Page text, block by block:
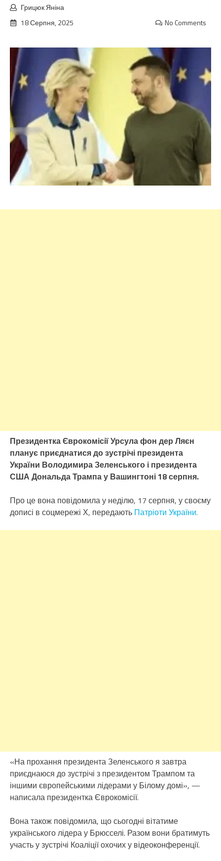
Грицюк Яніна
18 Серпня, 2025
No Comments
Президентка Єврокомісії Урсула фон дер Ляєн
планує приєднатися до зустрічі президента
України Володимира Зеленського і президента
США Дональда Трампа у Вашингтоні 18 серпня.
Про це вона повідомила у неділю, 17 серпня, у своєму
дописі в соцмережі Х, передають Патріоти України.
«На прохання президента Зеленського я завтра
приєднаюся до зустрічі з президентом Трампом та
іншими європейськими лідерами у Білому домі», —
написала президентка Єврокомісії.
Вона також повідомила, що сьогодні вітатиме
українського лідера у Брюсселі. Разом вони братимуть
участь у зустрічі Коаліції охочих у відеоконференції.